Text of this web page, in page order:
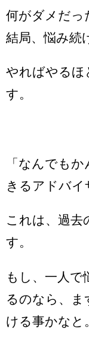
何がダメだっ
結局、悩み続
やればやるほ
す。
「なんでも
きるアドバイ
これは、過去
す。
もし、一人で
るのなら、ま
ける事かなと